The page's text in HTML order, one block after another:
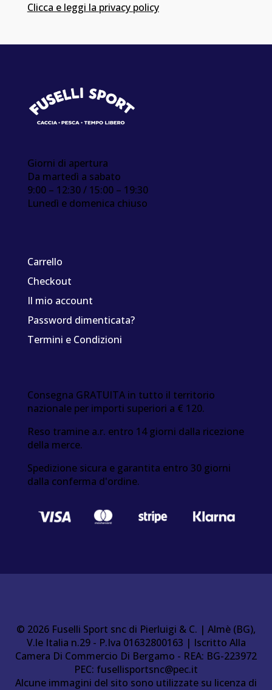
Clicca e leggi la privacy policy
Giorni di apertura
Da martedì a sabato
9:00 – 12:30 / 15:00 – 19:30
Lunedì e domenica chiuso
Carrello
Checkout
Il mio account
Password dimenticata?
Termini e Condizioni
Consegna GRATUITA in tutto il territorio
nazionale per importi superiori a € 120.
Reso tramine a.r. entro 14 giorni dalla ricezione
della merce.
Spedizione sicura e garantita entro 30 giorni
dalla conferma d'ordine.
© 2026 Fuselli Sport snc di Pierluigi & C. | Almè (BG),
V.le Italia n.29 - P.Iva 01632800163 | Iscritto Alla
Camera Di Commercio Di Bergamo - REA: BG-223972
PEC: fusellisportsnc@pec.it
Alcune immagini del sito sono utilizzate su licenza di